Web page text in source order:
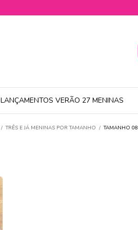
LANÇAMENTOS VERÃO 27 MENINAS
/ TRÊS E JÁ MENINAS POR TAMANHO / TAMANHO 08